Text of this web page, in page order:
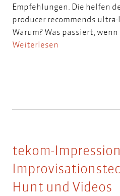
Empfehlungen. Die helfen
producer recommends
Warum? Was passiert,
Weiterlesen
tekom-
Hunt und Videos